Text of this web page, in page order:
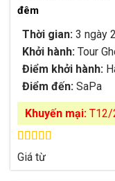
đêm
Thời gian: 3 ngày
Khởi hành: Tour
Điểm khởi hành:
Điểm đến: SaPa
Khuyến mại:T12/
Được xếp
hạng4.50
5 sao
Giá từ